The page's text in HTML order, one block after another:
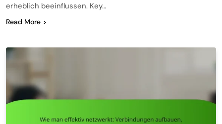
erheblich beeinflussen. Key…
Read More